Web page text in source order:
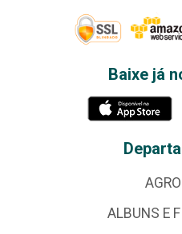
Baixe já
ALBUNS E